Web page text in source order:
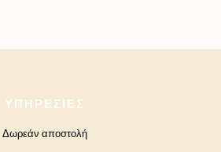
ΥΠΗΡΕΣΊΕΣ
Δωρεάν αποστολή